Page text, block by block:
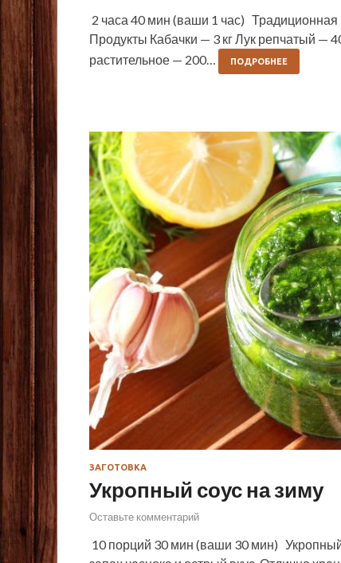
2 часа 40 мин (ваши 1 час) Традиционная
Продукты Кабачки — 3 кг Лук репчатый —
растительное — 200…
ПОДРОБНЕЕ
ЗАГОТОВКА
Укропный соус на зиму
Оставьте комментарий
10 порций 30 мин (ваши 30 мин)